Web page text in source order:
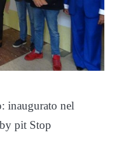
inaugurato nel
pit Stop